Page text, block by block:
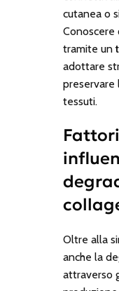
cutanea o
Conoscere
tramite un
adottare
preservare
tessuti.
Oltre alla
anche la
attraverso